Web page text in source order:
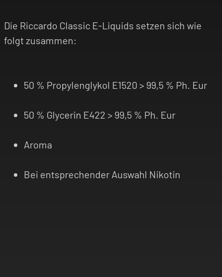
Die Riccardo Classic E-Liquids setzen sich wie
folgt zusammen:
50 % Propylenglykol E1520 > 99,5 % Ph. Eur
50 % Glycerin E422 > 99,5 % Ph. Eur
Aroma
Bei entsprechender Auswahl Nikotin